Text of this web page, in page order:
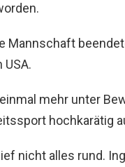
Mannschaft
mehr unter
hochkarätig
nicht alles rund.